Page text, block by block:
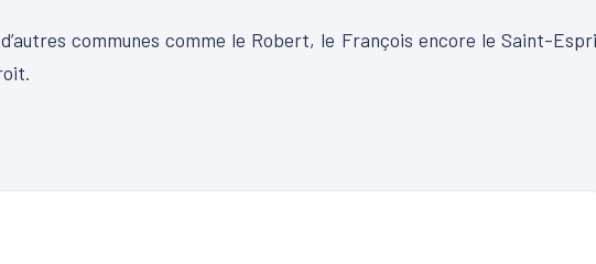
communes comme le Robert, le François encore le Saint-